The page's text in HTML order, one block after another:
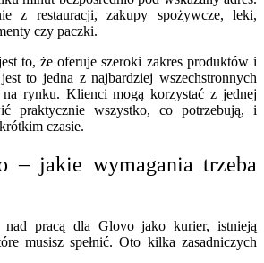
z restauracji, zakupy spożywcze, leki,
czy paczki.
to, że oferuje szeroki zakres produktów i
to jedna z najbardziej wszechstronnych
rynku. Klienci mogą korzystać z jednej
praktycznie wszystko, co potrzebują, i
czasie.
– jakie wymagania trzeba
nad pracą dla Glovo jako kurier, istnieją
musisz spełnić. Oto kilka zasadniczych